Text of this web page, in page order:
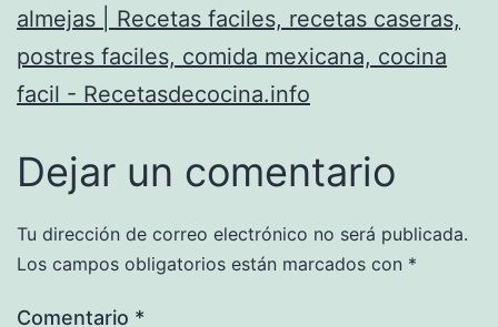
almejas | Recetas faciles, recetas caseras,
postres faciles, comida mexicana, cocina
facil - Recetasdecocina.info
Dejar un comentario
Tu dirección de correo electrónico no será publicada.
Los campos obligatorios están marcados con *
Comentario *